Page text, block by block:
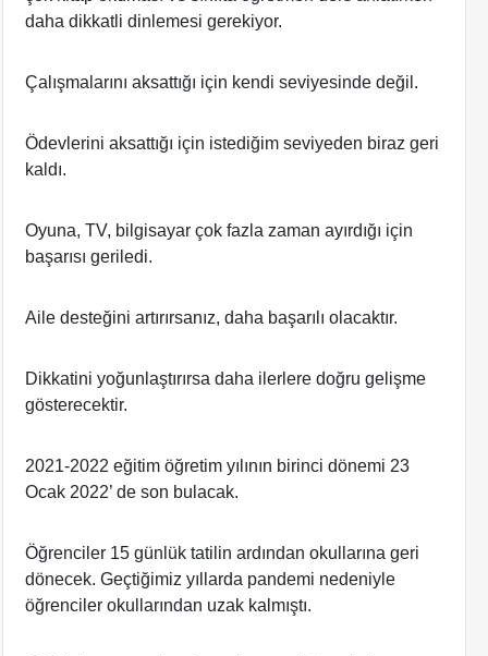
daha dikkatli dinlemesi gerekiyor.
Çalışmalarını aksattığı için kendi seviyesinde değil.
Ödevlerini aksattığı için istediğim seviyeden biraz geri
kaldı.
Oyuna, TV, bilgisayar çok fazla zaman ayırdığı için
başarısı geriledi.
Aile desteğini artırırsanız, daha başarılı olacaktır.
Dikkatini yoğunlaştırırsa daha ilerlere doğru gelişme
gösterecektir.
2021-2022 eğitim öğretim yılının birinci dönemi 23
Ocak 2022’ de son bulacak.
Öğrenciler 15 günlük tatilin ardından okullarına geri
dönecek. Geçtiğimiz yıllarda pandemi nedeniyle
öğrenciler okullarından uzak kalmıştı.